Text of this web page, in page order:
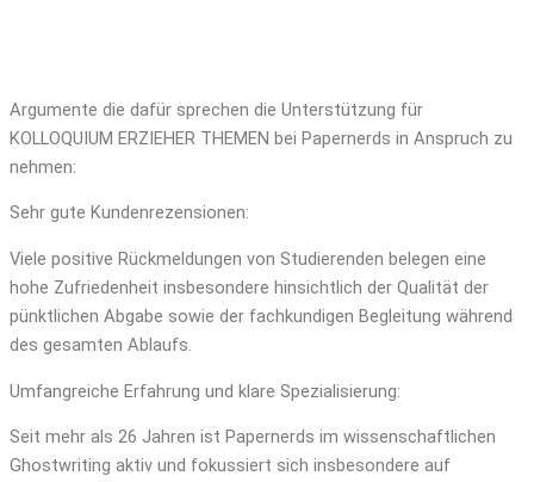
Argumente die dafür sprechen die Unterstützung für
KOLLOQUIUM ERZIEHER THEMEN bei Papernerds in Anspruch zu
nehmen:
Sehr gute Kundenrezensionen:
Viele positive Rückmeldungen von Studierenden belegen eine
hohe Zufriedenheit insbesondere hinsichtlich der Qualität der
pünktlichen Abgabe sowie der fachkundigen Begleitung während
des gesamten Ablaufs.
Umfangreiche Erfahrung und klare Spezialisierung:
Seit mehr als 26 Jahren ist Papernerds im wissenschaftlichen
Ghostwriting aktiv und fokussiert sich insbesondere auf